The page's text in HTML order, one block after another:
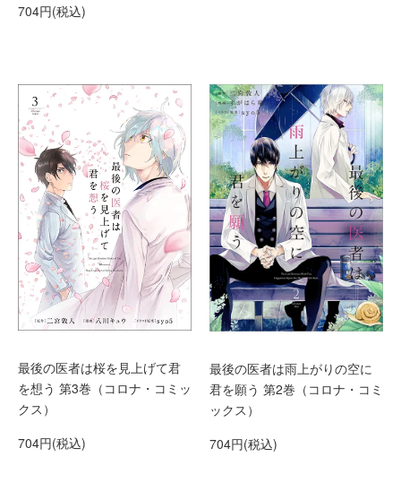
704円(税込)
最後の医者は桜を見上げて君
を想う 第3巻（コロナ・コミッ
クス）
704円(税込)
最後の医者は雨上がりの空に
君を願う 第2巻（コロナ・コミ
ックス）
704円(税込)